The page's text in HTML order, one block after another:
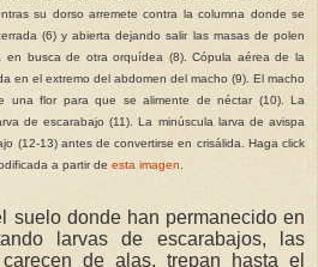
su dorso arremete contra la columna donde se
(6) y abierta dejando salir las masas de polen
en busca de otra orquídea (8). Cópula aérea de la
en el extremo del abdomen del macho (9). El macho
una flor para que se alimente de néctar (10). La
de escarabajo (11). La minúscula larva de avispa
(12-13) antes de convertirse en crisálida. Haga click
a partir de esta imagen
suelo donde han permanecido en
larvas de escarabajos, las
de alas, trepan hasta el